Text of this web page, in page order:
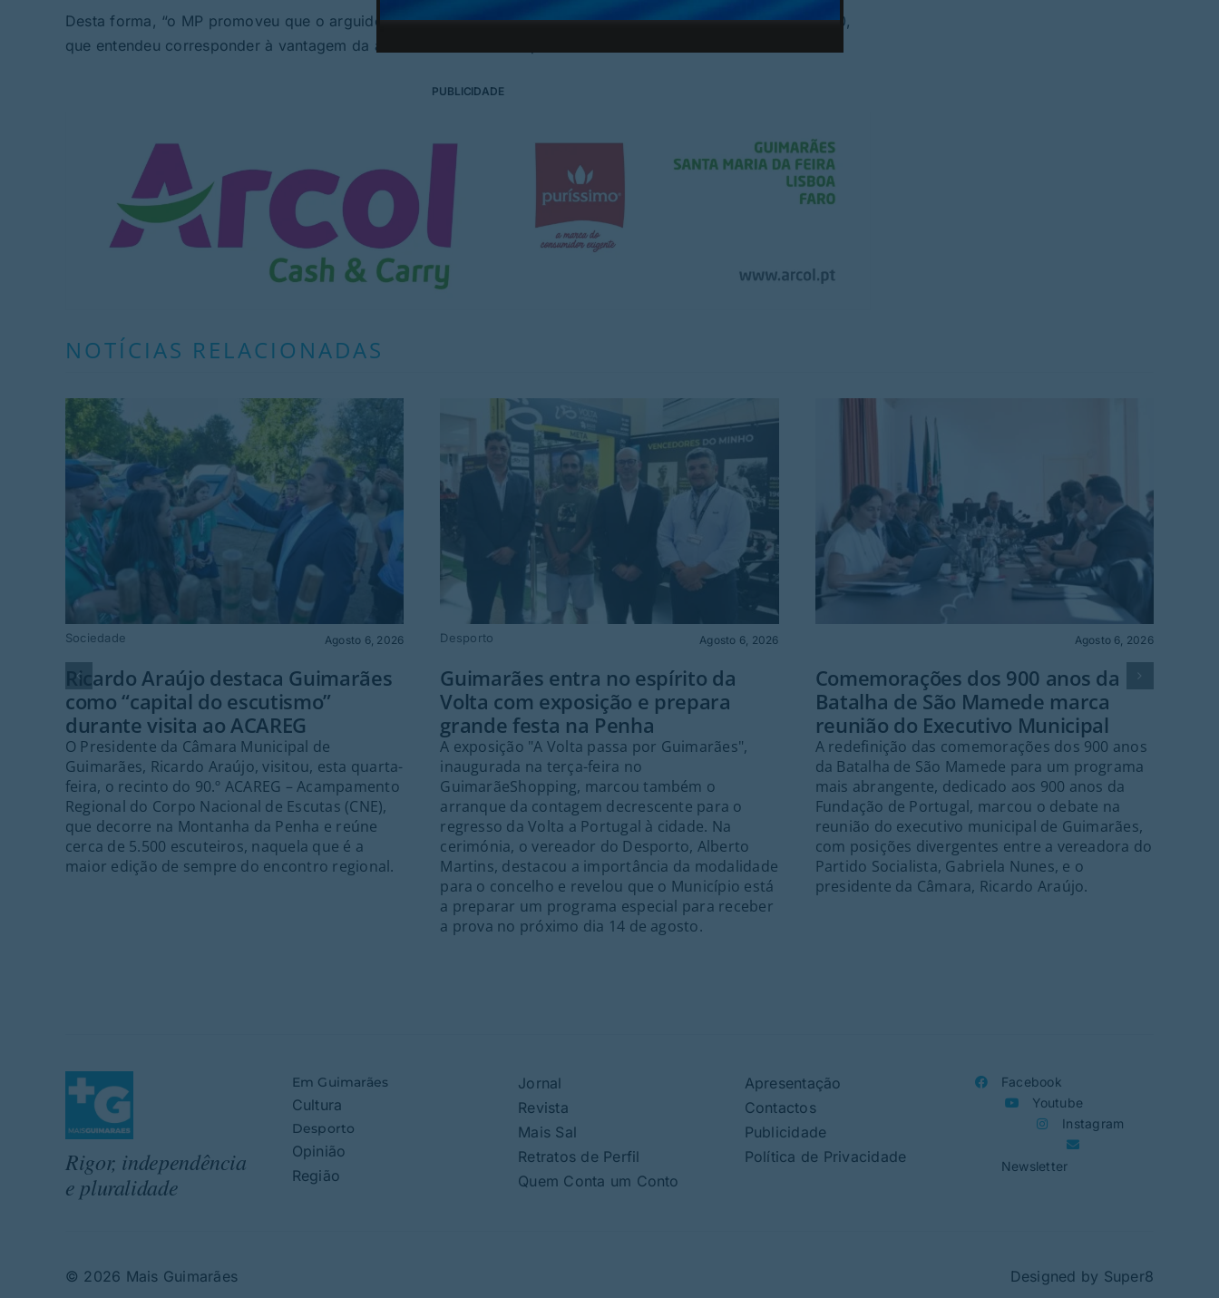
Desta forma, “o MP promoveu que o arguido fosse condenado a pagar ao Estado o montante de €223 959,10,
que entendeu corresponder à vantagem da actividade criminosa que desenvolveu”.
PUBLICIDADE
NOTÍCIAS RELACIONADAS
Sociedade Agosto 6, 2026
Ricardo Araújo destaca Guimarães
como “capital do escutismo”
durante visita ao ACAREG
O Presidente da Câmara Municipal de
Guimarães, Ricardo Araújo, visitou, esta quarta-
feira, o recinto do 90.º ACAREG – Acampamento
Regional do Corpo Nacional de Escutas (CNE),
que decorre na Montanha da Penha e reúne
cerca de 5.500 escuteiros, naquela que é a
maior edição de sempre do encontro regional.
Desporto Agosto 6, 2026
Guimarães entra no espírito da
Volta com exposição e prepara
grande festa na Penha
A exposição "A Volta passa por Guimarães",
inaugurada na terça-feira no
GuimarãeShopping, marcou também o
arranque da contagem decrescente para o
regresso da Volta a Portugal à cidade. Na
cerimónia, o vereador do Desporto, Alberto
Martins, destacou a importância da modalidade
para o concelho e revelou que o Município está
a preparar um programa especial para receber
a prova no próximo dia 14 de agosto.
Agosto 6, 2026
Comemorações dos 900 anos da
Batalha de São Mamede marca
reunião do Executivo Municipal
A redefinição das comemorações dos 900 anos
da Batalha de São Mamede para um programa
mais abrangente, dedicado aos 900 anos da
Fundação de Portugal, marcou o debate na
reunião do executivo municipal de Guimarães,
com posições divergentes entre a vereadora do
Partido Socialista, Gabriela Nunes, e o
presidente da Câmara, Ricardo Araújo.
Rigor, independência
e pluralidade
Em Guimarães
Cultura
Desporto
Opinião
Região
Jornal
Revista
Mais Sal
Retratos de Perfil
Quem Conta um Conto
Apresentação
Contactos
Publicidade
Política de Privacidade
Facebook
Youtube
Instagram
Newsletter
© 2026 Mais Guimarães Designed by Super8